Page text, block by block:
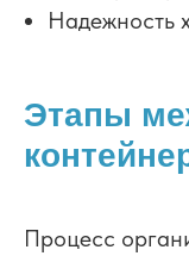
Надежность
Этапы
Процесс